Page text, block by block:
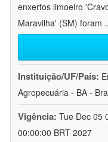
enxertos limoeiro
Maravilha' (SM) foram
Instituição/UF/País:
Agropecuária - BA -
Vigência: Tue Dec 05
00:00:00 BRT 2027